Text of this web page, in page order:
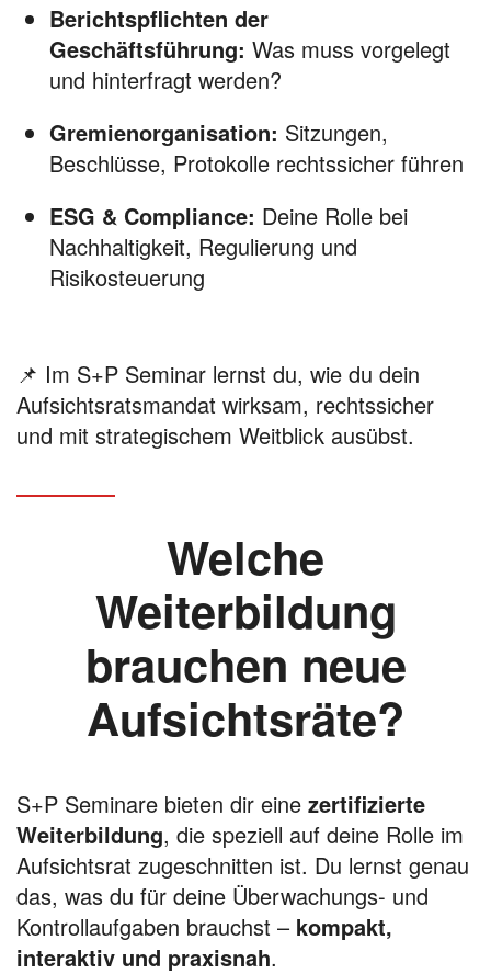
Berichtspflichten der
Geschäftsführung: Was muss vorgelegt
und hinterfragt werden?
Gremienorganisation: Sitzungen,
Beschlüsse, Protokolle rechtssicher führen
ESG & Compliance: Deine Rolle bei
Nachhaltigkeit, Regulierung und
Risikosteuerung
📌 Im S+P Seminar lernst du, wie du dein
Aufsichtsratsmandat wirksam, rechtssicher
und mit strategischem Weitblick ausübst.
Welche
Weiterbildung
brauchen neue
Aufsichtsräte?
S+P Seminare bieten dir eine zertifizierte
Weiterbildung, die speziell auf deine Rolle im
Aufsichtsrat zugeschnitten ist. Du lernst genau
das, was du für deine Überwachungs- und
Kontrollaufgaben brauchst – kompakt,
interaktiv und praxisnah.